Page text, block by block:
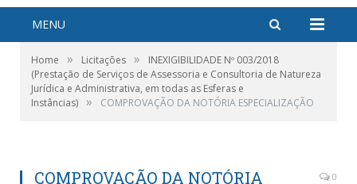
MENU
Home » Licitações »
INEXIGIBILIDADE Nº 003/2018
(Prestação de Serviços de Assessoria e Consultoria de Natureza
Jurídica e Administrativa, em todas as Esferas e
Instâncias) » COMPROVAÇÃO DA NOTÓRIA ESPECIALIZAÇÃO
COMPROVAÇÃO DA NOTÓRIA
0